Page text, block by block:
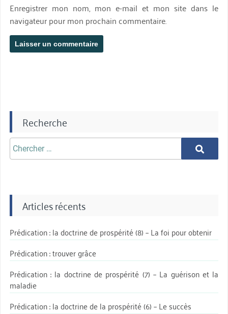
Enregistrer mon nom, mon e-mail et mon site dans le
navigateur pour mon prochain commentaire.
Recherche
Chercher
aprè:
Chercher
Articles récents
Prédication : la doctrine de prospérité (8) – La foi pour obtenir
Prédication : trouver grâce
Prédication : la doctrine de prospérité (7) – La guérison et la
maladie
Prédication : la doctrine de la prospérité (6) – Le succès